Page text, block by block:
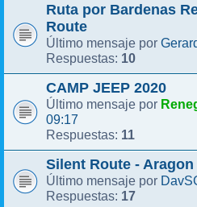
Ruta por Bardenas
Route
Último mensaje por
Respuestas: 10
CAMP JEEP 2020
Último mensaje por
09:17
Respuestas: 11
Silent Route - Aragon
Último mensaje por
Respuestas: 17